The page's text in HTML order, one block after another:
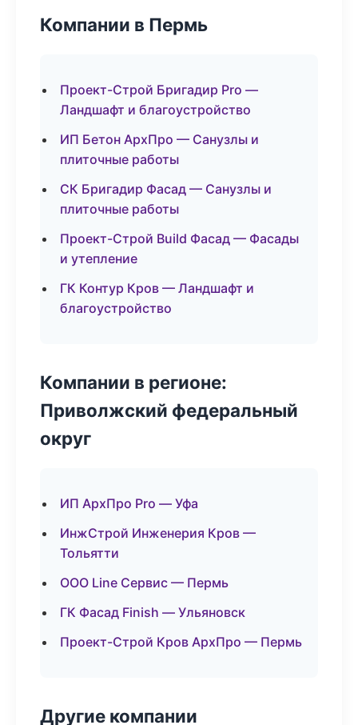
Компании в Пермь
Проект-Строй Бригадир Pro —
Ландшафт и благоустройство
ИП Бетон АрхПро — Санузлы и
плиточные работы
СК Бригадир Фасад — Санузлы и
плиточные работы
Проект-Строй Build Фасад — Фасады
и утепление
ГК Контур Кров — Ландшафт и
благоустройство
Компании в регионе:
Приволжский федеральный
округ
ИП АрхПро Pro — Уфа
ИнжСтрой Инженерия Кров —
Тольятти
ООО Line Сервис — Пермь
ГК Фасад Finish — Ульяновск
Проект-Строй Кров АрхПро — Пермь
Другие компании